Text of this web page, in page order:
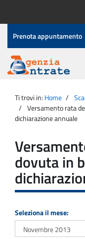
contenuto
Menu
di
servizio
Prenota appuntamento
Agenzia
Entrate
principale
Ti trovi in: Home
Versamento rata
dichiarazione annuale
dovuta in
Seleziona il mese: